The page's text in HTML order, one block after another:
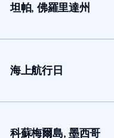
坦帕, 佛羅里達州
海上航行日
科蘇梅爾島, 墨西哥